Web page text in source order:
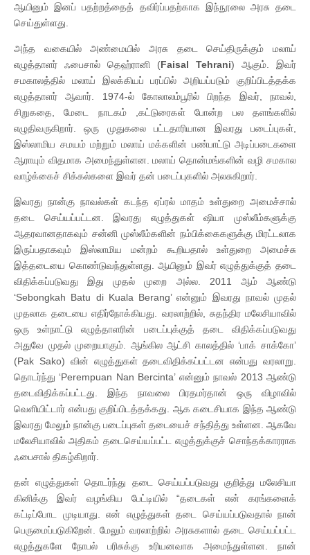
ஆயினும் இனப் பதற்றத்தைத் தவிர்ப்பதற்காக இந்நூலை அரசு தடை
செய்துள்ளது.
அந்த வகையில் அண்மையில் அரசு தடை செய்திருக்கும் மலாய்
எழுத்தாளர் ஃபைசால் தெஹ்ரானி (Faisal Tehrani) ஆகும். இவர்
சமகாலத்தில் மலாய் இலக்கியப் பரப்பில் அறியப்படும் குறிப்பிடத்தக்க
எழுத்தாளர் ஆவார். 1974-ல் கோலாலம்பூரில் பிறந்த இவர், நாவல்,
சிறுகதை, மேடை நாடகம் ,கட்டுரைகள் போன்ற பல தளங்களில்
எழுதிவருகிறார். ஒரு முதுகலை பட்டதாரியான இவரது படைப்புகள்,
இஸ்லாமிய சமயம் மற்றும் மலாய் மக்களின் பண்பாட்டு அடிப்படைகளை
ஆராயும் விதமாக அமைந்துள்ளன. மலாய் தொன்மங்களின் வழி சமகால
வாழ்க்கைச் சிக்கல்களை இவர் தன் படைப்புகளில் அலசுகிறார்.
இவரது நான்கு நாவல்கள் கடந்த ஏப்ரல் மாதம் உள்துறை அமைச்சால்
தடை செய்யப்பட்டன. இவரது எழுத்துகள் ஷியா முஸ்லீம்களுக்கு
ஆதரவானதாகவும் சன்னி முஸ்லீம்களின் நம்பிக்கைகளுக்கு மிரட்டலாக
இருப்பதாகவும் இஸ்லாமிய மன்றம் கூறியதால் உள்துறை அமைச்சு
இத்தடையை கொண்டுவந்துள்ளது. ஆயினும் இவர் எழுத்துக்குத் தடை
விதிக்கப்படுவது இது முதல் முறை அல்ல. 2011 ஆம் ஆண்டு
‘Sebongkah Batu di Kuala Berang’ என்னும் இவரது நாவல் முதல்
முதலாக தடையை எதிர்நோக்கியது. வரலாற்றில், சுதந்திர மலேசியாவில்
ஒரு உள்நாட்டு எழுத்தாளரின் படைப்புக்குத் தடை விதிக்கப்படுவது
அதுவே முதல் முறையாகும். ஆங்கில ஆட்சி காலத்தில் ‘பாக் சாக்கோ’
(Pak Sako) வின் எழுத்துகள் தடைவிதிக்கப்பட்டன என்பது வரலாறு.
தொடர்ந்து ‘Perempuan Nan Bercinta’ என்னும் நாவல் 2013 ஆண்டு
தடைவிதிக்கப்பட்டது. இந்த நாவலை பிரதமர்தான் ஒரு விழாவில்
வெளியிட்டார் என்பது குறிப்பிடத்தக்கது. ஆக கடைசியாக இந்த ஆண்டு
இவரது மேலும் நான்கு படைப்புகள் தடையைச் சந்தித்து உள்ளன. ஆகவே
மலேசியாவில் அதிகம் தடைசெய்யப்பட்ட எழுத்துக்குச் சொந்தக்காரராக
ஃபைசால் திகழ்கிறார்.
தன் எழுத்துகள் தொடர்ந்து தடை செய்யப்படுவது குறித்து மலேசியா
கினிக்கு இவர் வழங்கிய பேட்டியில் “தடைகள் என் கரங்களைக்
கட்டிப்போட முடியாது. என் எழுத்துகள் தடை செய்யப்படுவதால் நான்
பெருமைப்படுகிறேன். மேலும் வரலாற்றில் அரசுகளால் தடை செய்யப்பட்ட
எழுத்துகளே நோபல் பரிசுக்கு உரியனவாக அமைந்துள்ளன. நான்